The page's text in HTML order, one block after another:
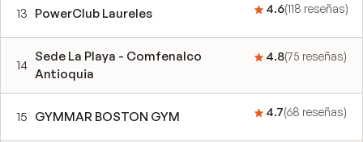
13 PowerClub Laureles 4.6(118 reseñas)
14
Sede La Playa - Comfenalco
Antioquia
4.8(75 reseñas)
15 GYMMAR BOSTON GYM 4.7(68 reseñas)